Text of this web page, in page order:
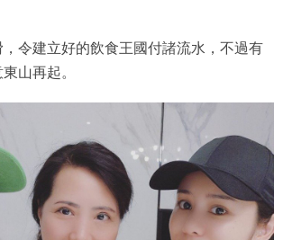
令建立好的飲食王國付諸流水，不過有
山再起。